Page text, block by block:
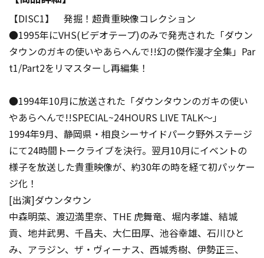
【DISC1】 発掘！超貴重映像コレクション
●1995年にVHS(ビデオテープ)のみで発売された「ダウン
タウンのガキの使いやあらへんで!!幻の傑作漫才全集」Par
t1/Part2をリマスターし再編集！
●1994年10月に放送された「ダウンタウンのガキの使い
やあらへんで!!SPECIAL~24HOURS LIVE TALK～」
1994年9月、静岡県・相良シーサイドパーク野外ステージ
にて24時間トークライブを決行。翌月10月にイベントの
様子を放送した貴重映像が、約30年の時を経て初パッケー
ジ化！
[出演]ダウンタウン
中森明菜、渡辺満里奈、THE 虎舞竜、堀内孝雄、結城
貢、地井武男、千昌夫、大仁田厚、池谷幸雄、石川ひと
み、アラジン、ザ・ヴィーナス、西城秀樹、伊勢正三、